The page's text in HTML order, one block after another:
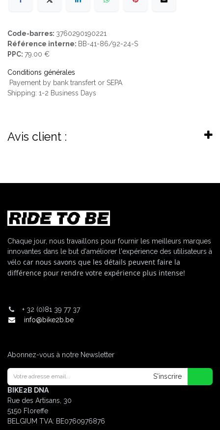
Code-barres: 3760290190221
Référence interne: BB-41-86/92-24-S
PPC: 79.00 €
Conditions générales
Payement by bank transfert or SEPA
Shipping: 1-2 Business Days
Avis client :
Chaque jour, nous travaillons pour fournir les meilleurs marques
innovantes dans le but d'améliorer l'expérience des utilisateurs à
vélo car nous savons que les détails peuvent faire la
différence pour rendre votre expérience plus intense!
+ 32 (0)81 39 77 37
info@bike2b.be
Abonnez-vous à notre Newsletter
S'inscrire
BIKE2B DNA
Rue des Artisans, 30
5150 Floreffe
BELGIUM TVA: BE0760976876